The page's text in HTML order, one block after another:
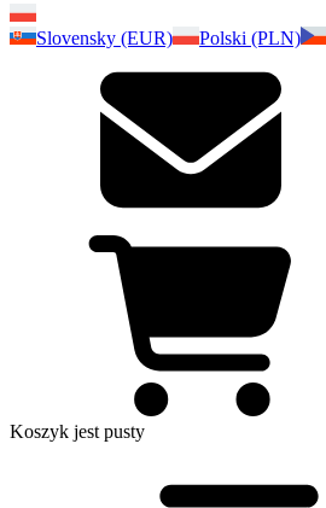
Slovensky (EUR)
Polski (PLN)
Koszyk jest pusty